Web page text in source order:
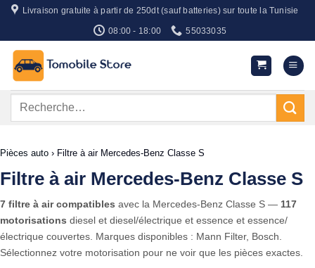
Passer
contenu
Livraison gratuite à partir de 250dt (sauf batteries) sur toute la Tunisie
08:00 - 18:00 55033035
Recherche
Pièces auto › Filtre à air Mercedes-Benz Classe S
Filtre à air Mercedes-Benz Classe S
7 filtre à air compatibles avec la Mercedes-Benz Classe S — 117
motorisations diesel et diesel/électrique et essence et essence/
électrique couvertes. Marques disponibles : Mann Filter, Bosch.
Sélectionnez votre motorisation pour ne voir que les pièces exactes.